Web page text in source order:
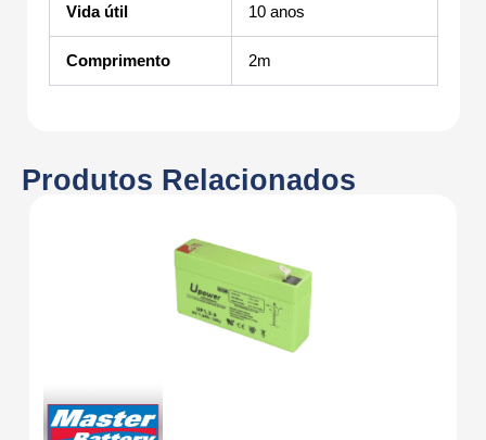
Vida útil 10 anos
Comprimento 2m
Produtos Relacionados